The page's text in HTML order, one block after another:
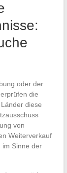
oder der
die
diese
von
Weiterverkauf
im Sinne der